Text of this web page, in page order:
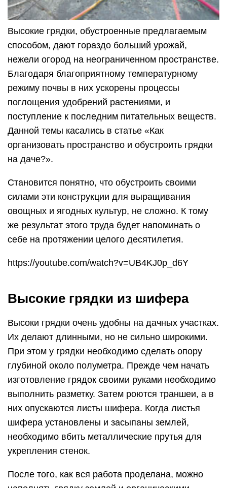
Высокие грядки, обустроенные предлагаемым
способом, дают гораздо больший урожай,
нежели огород на неограниченном пространстве.
Благодаря благоприятному температурному
режиму почвы в них ускорены процессы
поглощения удобрений растениями, и
поступление к последним питательных веществ.
Данной темы касались в статье «Как
организовать пространство и обустроить грядки
на даче?».
Становится понятно, что обустроить своими
силами эти конструкции для выращивания
овощных и ягодных культур, не сложно. К тому
же результат этого труда будет напоминать о
себе на протяжении целого десятилетия.
https://youtube.com/watch?v=UB4KJ0p_d6Y
Высокие грядки из шифера
Высоки грядки очень удобны на дачных участках.
Их делают длинными, но не сильно широкими.
При этом у грядки необходимо сделать опору
глубиной около полуметра. Прежде чем начать
изготовление грядок своими руками необходимо
выполнить разметку. Затем роются траншеи, а в
них опускаются листы шифера. Когда листья
шифера установлены и засыпаны землей,
необходимо вбить металлические прутья для
укрепления стенок.
После того, как вся работа проделана, можно